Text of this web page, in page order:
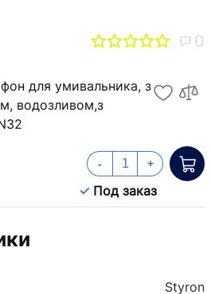
0
для умивальника, з
водозливом,з
Под заказ
- +
Styron